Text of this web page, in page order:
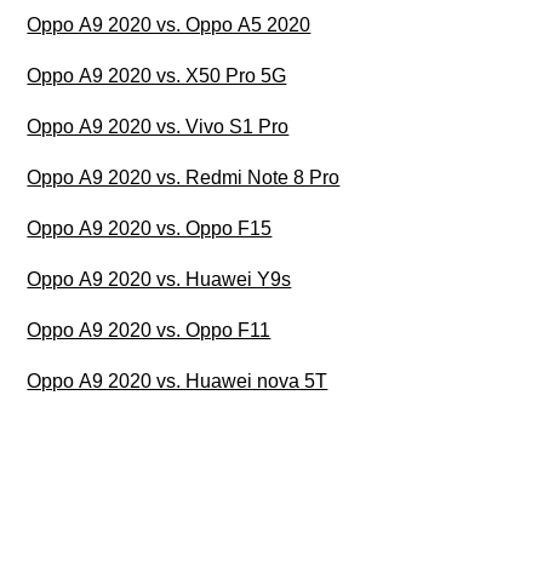
Oppo A9 2020 vs. Oppo A5 2020
Oppo A9 2020 vs. X50 Pro 5G
Oppo A9 2020 vs. Vivo S1 Pro
Oppo A9 2020 vs. Redmi Note 8 Pro
Oppo A9 2020 vs. Oppo F15
Oppo A9 2020 vs. Huawei Y9s
Oppo A9 2020 vs. Oppo F11
Oppo A9 2020 vs. Huawei nova 5T